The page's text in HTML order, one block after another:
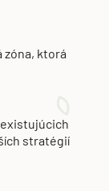
zóna, ktorá
stratégií